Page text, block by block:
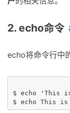
2. echo命令
echo将命令行中
$ echo 'This